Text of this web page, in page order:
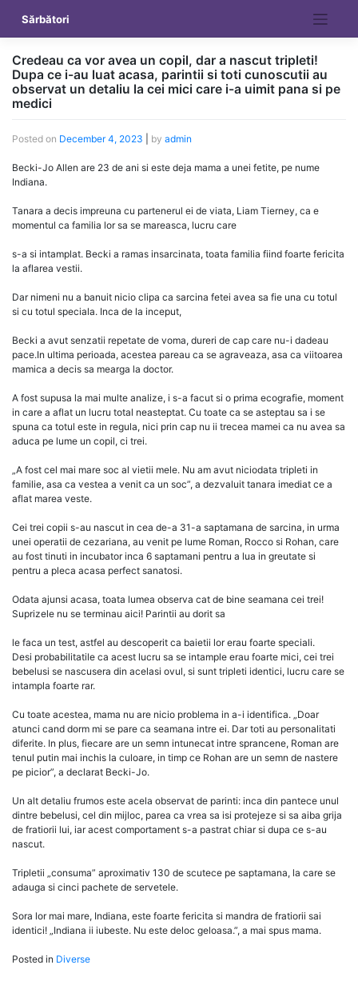
content
Sărbători
Credeau ca vor avea un copil, dar a nascut tripleti!
Dupa ce i-au luat acasa, parintii si toti cunoscutii au
observat un detaliu la cei mici care i-a uimit pana si pe
medici
Posted on December 4, 2023 by admin
Becki-Jo Allen are 23 de ani si este deja mama a unei fetite, pe nume
Indiana.
Tanara a decis impreuna cu partenerul ei de viata, Liam Tierney, ca e
momentul ca familia lor sa se mareasca, lucru care
s-a si intamplat. Becki a ramas insarcinata, toata familia fiind foarte fericita
la aflarea vestii.
Dar nimeni nu a banuit nicio clipa ca sarcina fetei avea sa fie una cu totul
si cu totul speciala. Inca de la inceput,
Becki a avut senzatii repetate de voma, dureri de cap care nu-i dadeau
pace.In ultima perioada, acestea pareau ca se agraveaza, asa ca viitoarea
mamica a decis sa mearga la doctor.
A fost supusa la mai multe analize, i s-a facut si o prima ecografie, moment
in care a aflat un lucru total neasteptat. Cu toate ca se asteptau sa i se
spuna ca totul este in regula, nici prin cap nu ii trecea mamei ca nu avea sa
aduca pe lume un copil, ci trei.
„A fost cel mai mare soc al vietii mele. Nu am avut niciodata tripleti in
familie, asa ca vestea a venit ca un soc”, a dezvaluit tanara imediat ce a
aflat marea veste.
Cei trei copii s-au nascut in cea de-a 31-a saptamana de sarcina, in urma
unei operatii de cezariana, au venit pe lume Roman, Rocco si Rohan, care
au fost tinuti in incubator inca 6 saptamani pentru a lua in greutate si
pentru a pleca acasa perfect sanatosi.
Odata ajunsi acasa, toata lumea observa cat de bine seamana cei trei!
Suprizele nu se terminau aici! Parintii au dorit sa
le faca un test, astfel au descoperit ca baietii lor erau foarte speciali.
Desi probabilitatile ca acest lucru sa se intample erau foarte mici, cei trei
bebelusi se nascusera din acelasi ovul, si sunt tripleti identici, lucru care se
intampla foarte rar.
Cu toate acestea, mama nu are nicio problema in a-i identifica. „Doar
atunci cand dorm mi se pare ca seamana intre ei. Dar toti au personalitati
diferite. In plus, fiecare are un semn intunecat intre sprancene, Roman are
tenul putin mai inchis la culoare, in timp ce Rohan are un semn de nastere
pe picior”, a declarat Becki-Jo.
Un alt detaliu frumos este acela observat de parinti: inca din pantece unul
dintre bebelusi, cel din mijloc, parea ca vrea sa isi protejeze si sa aiba grija
de fratiorii lui, iar acest comportament s-a pastrat chiar si dupa ce s-au
nascut.
Tripletii „consuma” aproximativ 130 de scutece pe saptamana, la care se
adauga si cinci pachete de servetele.
Sora lor mai mare, Indiana, este foarte fericita si mandra de fratiorii sai
identici! „Indiana ii iubeste. Nu este deloc geloasa.”, a mai spus mama.
Posted in Diverse